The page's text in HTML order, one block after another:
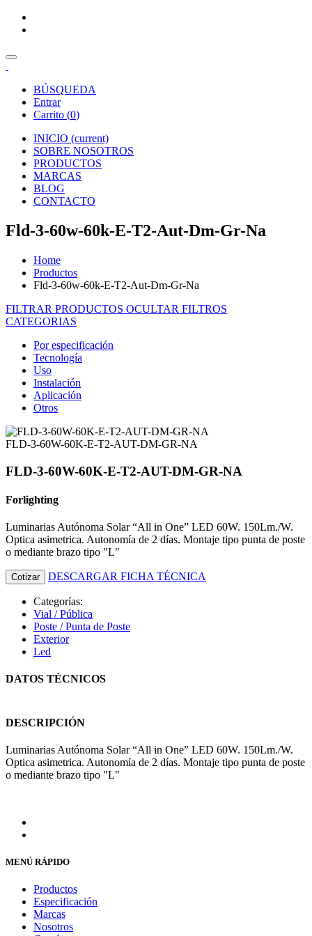
BÚSQUEDA
Entrar
Carrito (0)
INICIO (current)
SOBRE NOSOTROS
PRODUCTOS
MARCAS
BLOG
CONTACTO
Fld-3-60w-60k-E-T2-Aut-Dm-Gr-Na
Home
Productos
Fld-3-60w-60k-E-T2-Aut-Dm-Gr-Na
FILTRAR PRODUCTOS OCULTAR FILTROS
CATEGORIAS
Por especificación
Tecnología
Uso
Instalación
Aplicación
Otros
FLD-3-60W-60K-E-T2-AUT-DM-GR-NA
FLD-3-60W-60K-E-T2-AUT-DM-GR-NA
Forlighting
Luminarias Autónoma Solar “All in One” LED 60W. 150Lm./W.
Optica asimetrica. Autonomía de 2 días. Montaje tipo punta de poste
o mediante brazo tipo "L"
Cotizar DESCARGAR FICHA TÉCNICA
Categorías:
Vial / Pública
Poste / Punta de Poste
Exterior
Led
DATOS TÉCNICOS
DESCRIPCIÓN
Luminarias Autónoma Solar “All in One” LED 60W. 150Lm./W.
Optica asimetrica. Autonomía de 2 días. Montaje tipo punta de poste
o mediante brazo tipo "L"
MENÚ RÁPIDO
Productos
Especificación
Marcas
Nosotros